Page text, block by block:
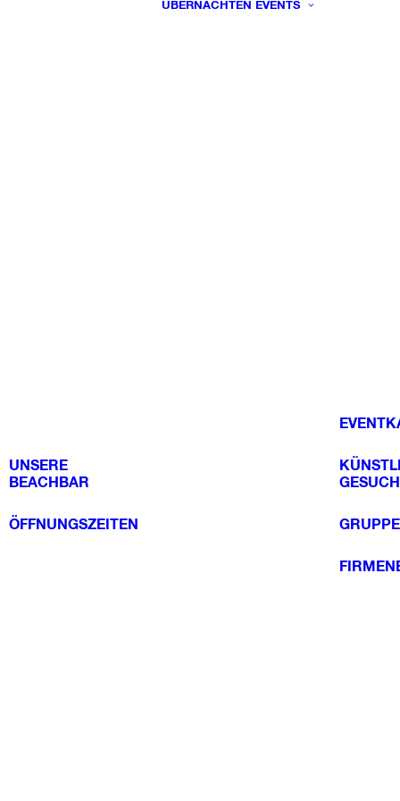
UNSERE
BEACHBAR
ÖFFNUNGSZEITEN
ÜBERNACHTEN EVENTS